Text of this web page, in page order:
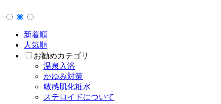
新着順
人気順
お勧めカテゴリ
温泉入浴
かゆみ対策
敏感肌化粧水
ステロイドについて